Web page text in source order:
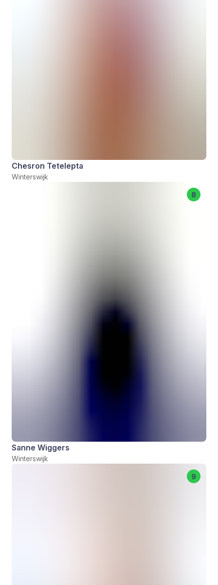
Chesron Tetelepta
Winterswijk
8
Sanne Wiggers
Winterswijk
9